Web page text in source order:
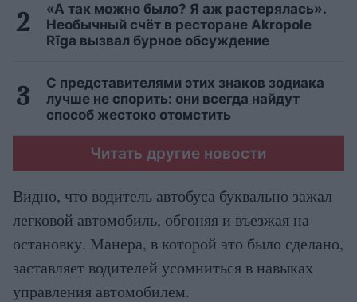
«А так можно было? Я аж растерялась».
Необычный счёт в ресторане Akropole
Rīga вызвал бурное обсуждение
С представителями этих знаков зодиака
лучше не спорить: они всегда найдут
способ жестоко отомстить
Читать другие новости
Видно, что водитель автобуса буквально зажал
легковой автомобиль, обгоняя и въезжая на
остановку. Манера, в которой это было сделано,
заставляет водителей усомниться в навыках
управления автомобилем.